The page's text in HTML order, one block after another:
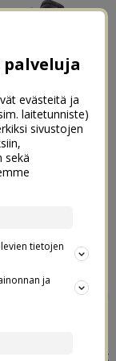
→
synttäreitä
oli luvattu,
ja sinne me
kun he olivat
evästeitä ja
laitetunniste)
sivustojen
sekä
tietojen
ja